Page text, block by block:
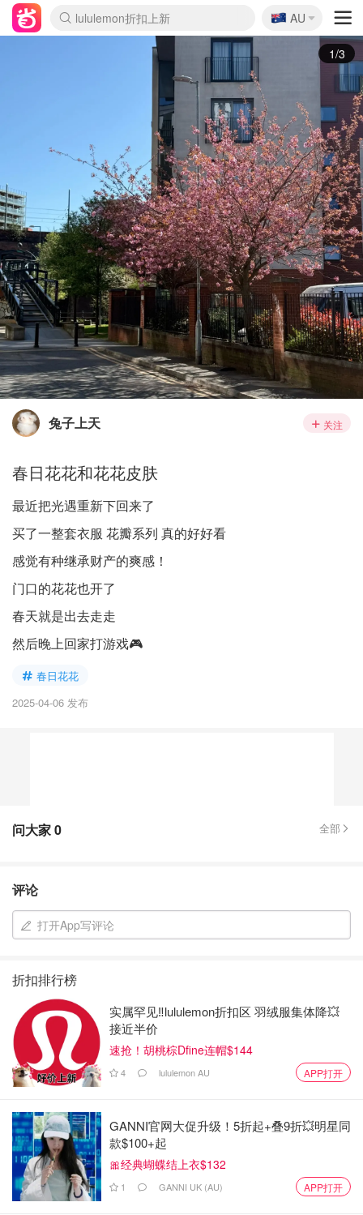
lululemon折扣上新
Sasa美妆护肤3.5折
SSENSE年中2.5折
FreshBeauty好价汇总
Cettire降价+叠9折
WWS Coles超市实拍
viagogo二手票捡漏
The Outnet奢牌1折起
David Jones 3折起
Flannels大牌1折
Perfumes Club护肤1折
AMIRO面罩$251
Amazon折扣汇总
eToro入金$200送$50
Amazon数码好物
ICONIC本周7.5折
ThedoubleF高奢地板价
Moose Knuckles 6折
EUFY摄像头$98
Selenichast首饰2折
Trip机票酒店促销
YSL送5件彩妆礼
Amazon家居好物
Amazon美妆护肤
过敏原检测盒$33
科颜氏高保湿面霜$29
SEALIFE海洋馆门票6折
丝塔芙大白罐$16
订阅Newsletter送香薰
Cult Beauty 6.8折
Harrods圣诞日历$525
LN-CC奢牌私促3折
d'Alba空姐喷雾$16
EVE LOM套装£56
Bernardelli独家4折
Adore Beauty 6折起
Mytheresa奢品2.7折
Luxury Escapes 9折
Currentbody美容仪$881
MOON Garden Live
Roborock扫地机$649
Tingo Life水杯$24
Valentino官网5折
CR洗护套装$23
修丽可4件套$159
GANNI官网4.5折
Stylevana韩妆4折
Tessabit高奢8.5折
OGX洗发水$11
Amazon阿德莱德次日达
卡诗8.5折+赠礼
Philips Hue灯具8折
La Mer送8件礼值$529
🇦🇺
AU
2/3
兔子上天 关注
春日花花和花花皮肤
最近把光遇重新下回来了
买了一整套衣服 花瓣系列 真的好好看
感觉有种继承财产的爽感！
门口的花花也开了
春天就是出去走走
然后晚上回家打游戏🎮
春日花花
2025-04-06 发布
问大家0 全部
评论
打开App写评论
折扣排行榜
实属罕见‼️lululemon折扣区 羽绒服集体降💥
接近半价
速抢！胡桃棕Dfine连帽$144
4 lululemon AU APP打开
GANNI官网大促升级！5折起+叠9折💥明星同
款$100+起
🎀经典蝴蝶结上衣$132
1 GANNI UK (AU) APP打开